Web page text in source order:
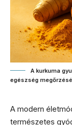
A kurkuma
egészség
A modern
természetes